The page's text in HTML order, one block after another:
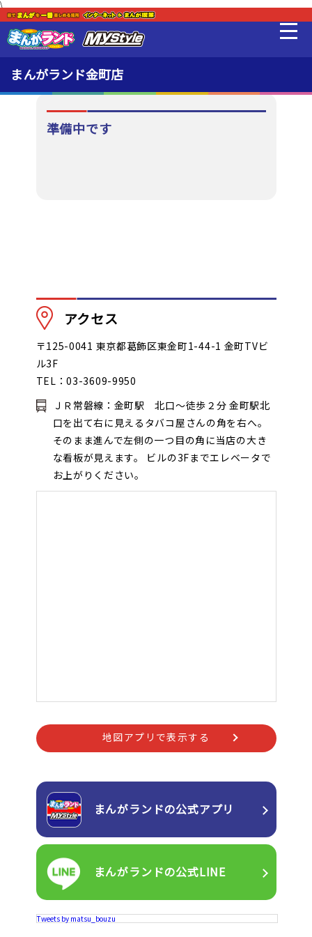
\
最新情報
料金・利用方法
貸出品
オンラインゲーム
映画/アニメ/電子書籍
まんがランド金町店
販売品
準備中です
アクセス
〒125-0041 東京都葛飾区東金町1-44-1 金町TVビ
ル3F
TEL：03-3609-9950
ＪＲ常磐線：金町駅 北口～徒歩２分 金町駅北
口を出て右に見えるタバコ屋さんの角を右へ。
そのまま進んで左側の一つ目の角に当店の大き
な看板が見えます。 ビルの3Fまでエレベータで
お上がりください。
地図アプリで表示する
まんがランドの公式アプリ
まんがランドの公式LINE
Tweets by matsu_bouzu